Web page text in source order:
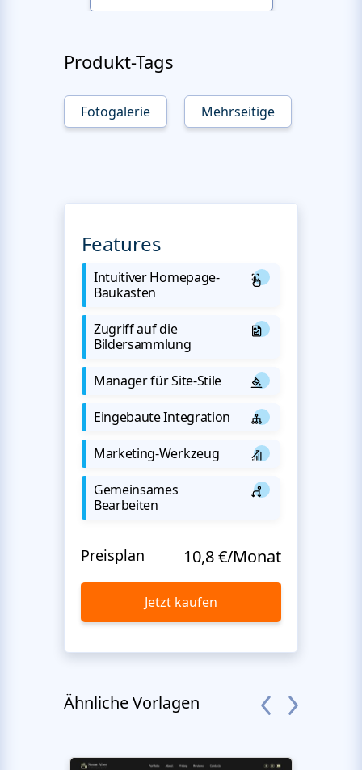
Produkt-Tags
Fotogalerie Mehrseitige
Features
Intuitiver Homepage-
Baukasten
Zugriff auf die
Bildersammlung
Manager für Site-Stile
Eingebaute Integration
Marketing-Werkzeug
Gemeinsames
Bearbeiten
Preisplan 10,8 €/Monat
Jetzt kaufen
Ähnliche Vorlagen